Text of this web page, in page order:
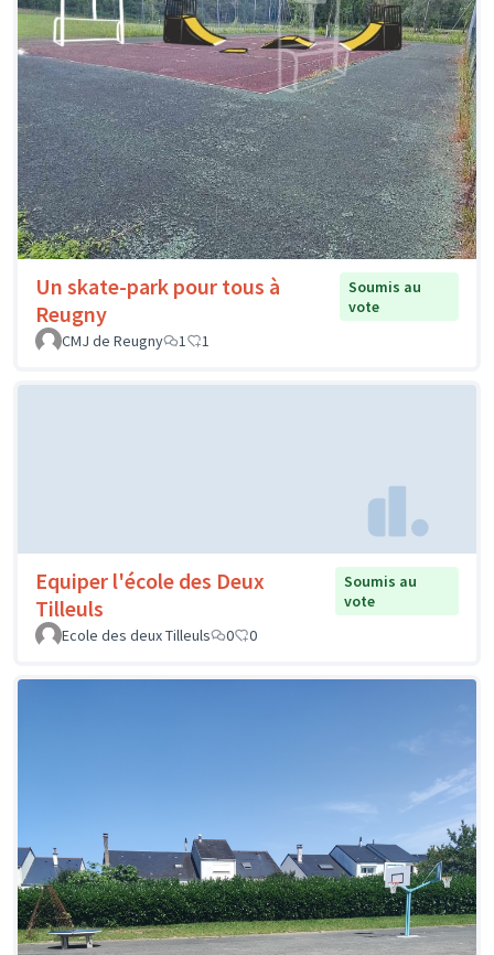
Un skate-park pour tous à
Reugny
Soumis au
vote
CMJ de Reugny
1 1
Equiper l'école des Deux
Tilleuls
Soumis au
vote
Ecole des deux Tilleuls
0 0